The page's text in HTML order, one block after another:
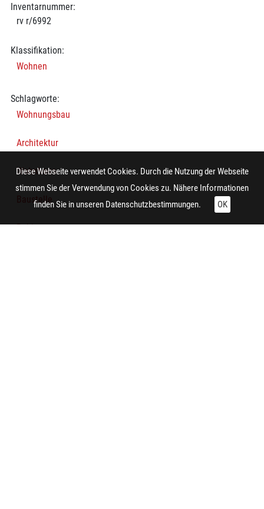
Inventarnummer:
rv r/6992
Klassifikation:
Wohnen
Schlagworte:
Wohnungsbau
Architektur
Wohnhaus
Baustelle
Rohbau
Diese Webseite verwendet Cookies. Durch die Nutzung der Webseite
stimmen Sie der Verwendung von Cookies zu. Nähere Informationen
finden Sie in unseren Datenschutzbestimmungen. OK